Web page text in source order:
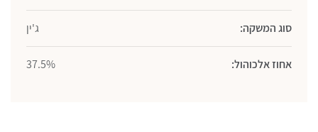
סוג המשקה: ג'ין
אחוז אלכוהול: 37.5%